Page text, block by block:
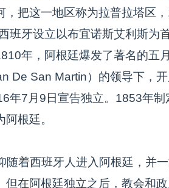
，把这一地区称为拉普拉塔区
班牙设立以布宜诺斯艾利斯为
年，阿根廷爆发了著名的五
De San Martin）的领导下，
年7月9日宣告独立。1853年
根廷。
着西班牙人进入阿根廷，并
但在阿根廷独立之后，教会和